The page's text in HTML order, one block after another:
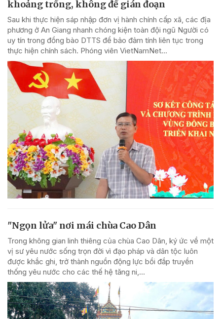
khoảng trống, không để gián đoạn
Sau khi thực hiện sáp nhập đơn vị hành chính cấp xã, các địa
phương ở An Giang nhanh chóng kiện toàn đội ngũ Người có
uy tín trong đồng bào DTTS để bảo đảm tính liên tục trong
thực hiện chính sách. Phóng viên VietNamNet...
"Ngọn lửa" nơi mái chùa Cao Dân
Trong không gian linh thiêng của chùa Cao Dân, ký ức về một
vị sư yêu nước sống trọn đời vì đạo pháp và dân tộc luôn
được khắc ghi, trở thành nguồn động lực bồi đắp truyền
thống yêu nước cho các thế hệ tăng ni,...